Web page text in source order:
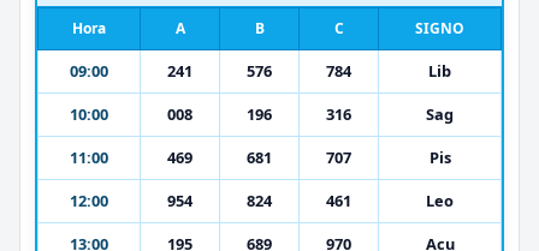
Hora A B C SIGNO
09:00 241 576 784
Lib
10:00
008 196 316
Sag
11:00
469 681 707
Pis
12:00
954 824 461
Leo
13:00
195 689 970
Acu